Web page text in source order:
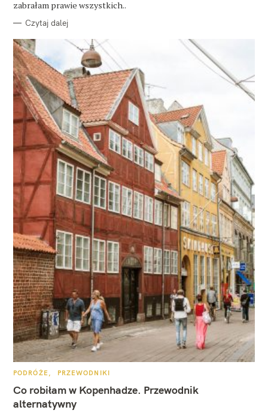
zabrałam prawie wszystkich..
Czytaj dalej
K
T
E
G
O
PODRÓŻE PRZEWODNIKI
Co robiłam w Kopenhadze. Przewodnik
alternatywny